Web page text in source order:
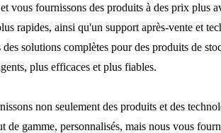
vous fournissons des produits à des prix plus
rapides, ainsi qu'un support après-vente et
des solutions complètes pour des produits de
plus efficaces et plus fiables.
non seulement des produits et des
de gamme, personnalisés, mais nous vous